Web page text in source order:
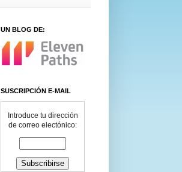
UN BLOG DE:
SUSCRIPCIÓN E-MAIL
Introduce tu dirección
de correo electónico: